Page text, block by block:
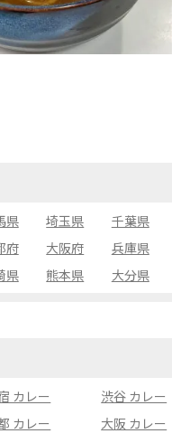
県 埼玉県 千葉県
府 大阪府 兵庫県
県 熊本県 大分県
カレー 渋谷 カレー
カレー 大阪 カレー